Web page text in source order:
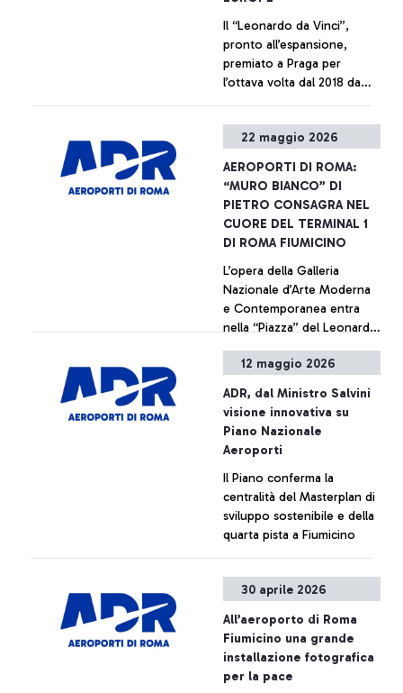
Il “Leonardo da Vinci”,
pronto all’espansione,
premiato a Praga per
l’ottava volta dal 2018 da
dell’aviazione europea
+ Approfondisci
22 maggio 2026
AEROPORTI DI ROMA:
“MURO BIANCO” DI
PIETRO CONSAGRA NEL
CUORE DEL TERMINAL 1
DI ROMA FIUMICINO
L’opera della Galleria
Nazionale d’Arte Moderna
e Contemporanea entra
nella “Piazza” del Leonardo
percorso di valorizzazione
dell’arte negli spazi
aeroportuali promosso da
ADR
+ Approfondisci
12 maggio 2026
ADR, dal Ministro Salvini
visione innovativa su
Piano Nazionale
Aeroporti
Il Piano conferma la
centralità del Masterplan di
sviluppo sostenibile e della
quarta pista a Fiumicino
+ Approfondisci
30 aprile 2026
All’aeroporto di Roma
Fiumicino una grande
installazione fotografica
per la pace